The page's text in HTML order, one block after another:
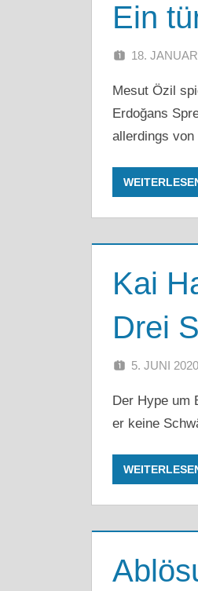
Ein
18.
Mesut Özil
Erdoğans
allerdings von
Kai
Drei
5. JUNI 2020
Der Hype um
er keine